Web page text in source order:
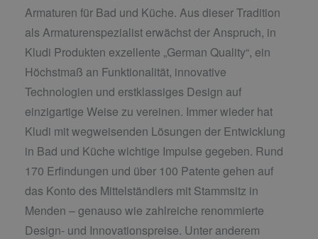
Armaturen für Bad und Küche. Aus dieser Tradition
als Armaturenspezialist erwächst der Anspruch, in
Kludi Produkten exzellente „German Quality“, ein
Höchstmaß an Funktionalität, innovative
Technologien und erstklassiges Design auf
einzigartige Weise zu vereinen. Immer wieder hat
Kludi mit wegweisenden Lösungen der Entwicklung
in Bad und Küche wichtige Impulse gegeben. Rund
170 Erfindungen und über 100 Patente gehen auf
das Konto des Mittelständlers mit Stammsitz in
Menden – genauso wie zahlreiche renommierte
Design- und Innovationspreise. Unter anderem